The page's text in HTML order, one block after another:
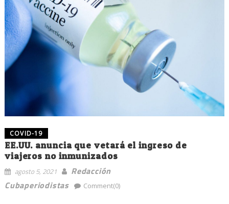
COVID-19
EE.UU. anuncia que vetará el ingreso de
viajeros no inmunizados
agosto 5, 2021
Redacción
Cubaperiodistas
Comment(0)